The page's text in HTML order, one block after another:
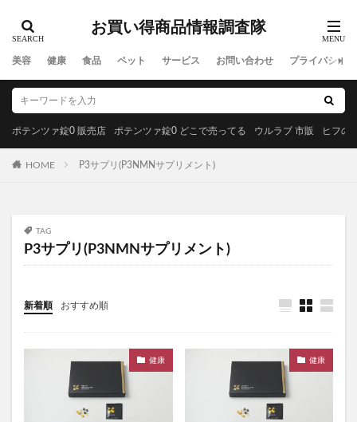
お買い得商品情報調査隊
美容 健康 食品 ペット サービス お問い合わせ プライバシー
H2 ONEST(エイチツーオネスト) テーマ曲
たまごっち アテニアスキンクリアクレンズオイル
アスヘノカケハシ がくぶんの食育インストラクター
オリジンドッグフード イビサソープ キュアラフィ
One8Dog(ワンエイトドッグ) カンファペット
デオドラントオブザデッド 形状記憶日傘
ラミナス(LAMINAS)育毛剤
Uruf(ウルフ)炭酸パック
イプノスシーバムクリアリペアクリーム オルビスユー
グアマラル マッスルショットプレミアム
ディアモストアイラッシュ
酵水素328選もぎたて生スムージー オフリカケ
アイキララII ほけんガーデン
ポテンツァ錠0 販売店 ポテンツァ錠0 どこで売ってる ウルラブ 市販 ヒフの
HOME P3サプリ(P3NMNサプリメント)
TAG
P3サプリ(P3NMNサプリメント)
新着順 おすすめ順
健康 健康